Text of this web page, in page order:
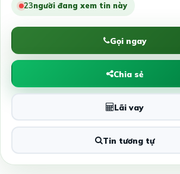
23người đang xem tin này
Gọi ngay
Chia sẻ
Lãi vay
Tin tương tự